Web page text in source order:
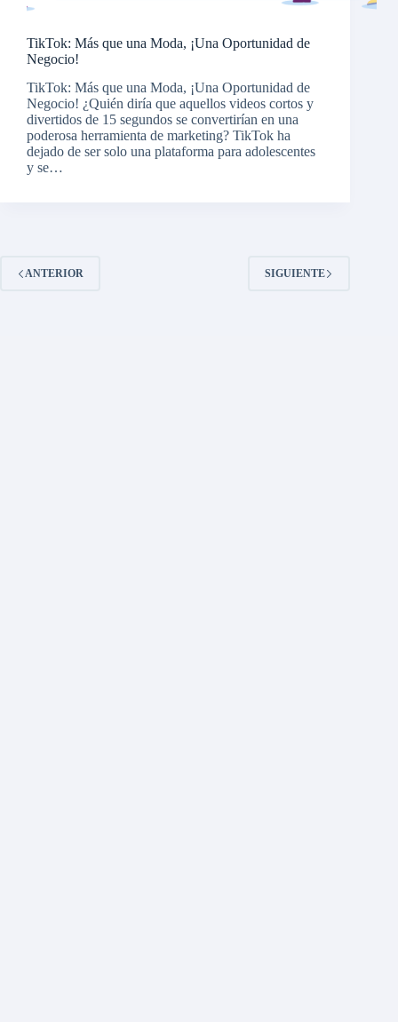
TikTok: Más que una Moda, ¡Una Oportunidad de
Negocio!
TikTok: Más que una Moda, ¡Una Oportunidad de
Negocio! ¿Quién diría que aquellos videos cortos y
divertidos de 15 segundos se convertirían en una
poderosa herramienta de marketing? TikTok ha
dejado de ser solo una plataforma para adolescentes
y se…
ANTERIOR SIGUIENTE